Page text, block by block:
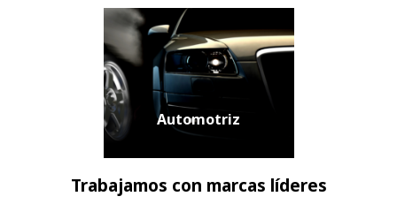
Automotriz
Trabajamos con marcas líderes